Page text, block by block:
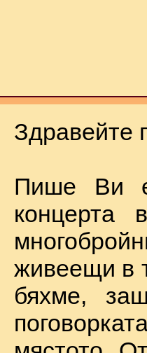
Здравейте
Пише Ви
концерта
живеещи в
бяхме,